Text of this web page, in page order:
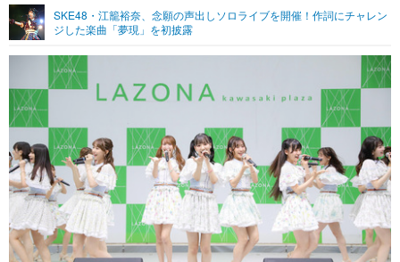
ショッピング その他
SKE48・江籠裕奈、念願の声出しソロライブを開催！作詞にチャレン
ジした楽曲「夢現」を初披露